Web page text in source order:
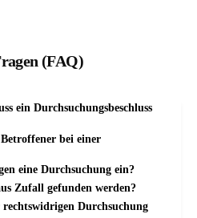
(FAQ)
ein Durchsuchungsbeschluss
bei einer
eine Durchsuchung ein?
Zufall gefunden werden?
Durchsuchung